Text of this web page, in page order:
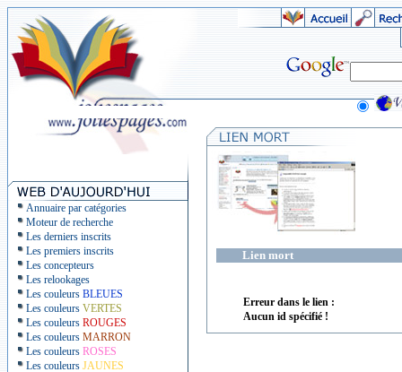
Annuaire par catégories
Moteur de recherche
Les derniers inscrits
Les premiers inscrits
Les concepteurs
Les relookages
Les couleurs BLEUES
Les couleurs VERTES
Les couleurs ROUGES
Les couleurs MARRON
Les couleurs ROSES
Les couleurs JAUNES
Lien mort
Erreur dans le lien :
Aucun id spécifié !